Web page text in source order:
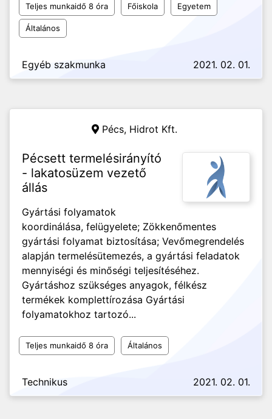
Teljes munkaidő 8 óra Főiskola Egyetem
Általános
Egyéb szakmunka 2021. 02. 01.
Pécs, Hidrot Kft.
Pécsett termelésirányító
- lakatosüzem vezető
állás
Gyártási folyamatok
koordinálása, felügyelete; Zökkenőmentes
gyártási folyamat biztosítása; Vevőmegrendelés
alapján termelésütemezés, a gyártási feladatok
mennyiségi és minőségi teljesítéséhez.
Gyártáshoz szükséges anyagok, félkész
termékek komplettírozása Gyártási
folyamatokhoz tartozó...
Teljes munkaidő 8 óra Általános
Technikus 2021. 02. 01.